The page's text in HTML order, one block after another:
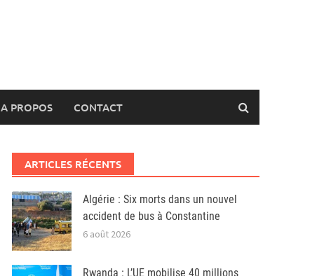
A PROPOS CONTACT
ARTICLES RÉCENTS
Algérie : Six morts dans un nouvel
accident de bus à Constantine
6 août 2026
Rwanda : L’UE mobilise 40 millions